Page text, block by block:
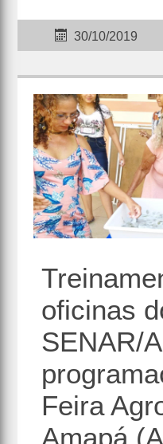
30/10/2019
oficinas
SENAR/
Feira
Amapá